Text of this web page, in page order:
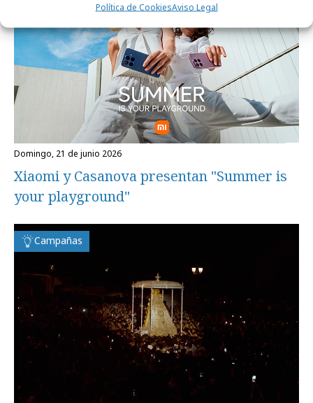
Política de CookiesAviso Legal
domingo, 21 de junio 2026
Xiaomi y Casanova presentan "Summer is
your playground"
Campañas